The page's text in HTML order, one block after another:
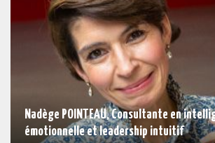
Nadège POINTEAU, Consultante en
émotionnelle et leadership intuitif